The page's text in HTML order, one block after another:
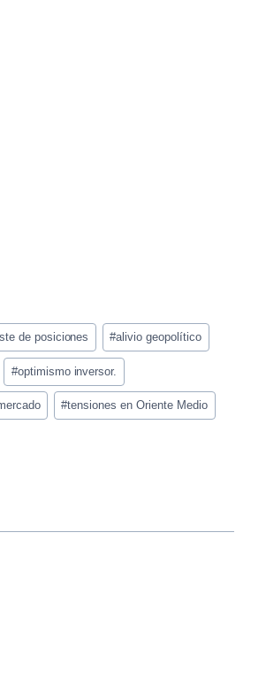
de posiciones #alivio geopolítico
#optimismo inversor.
#tensiones en Oriente Medio